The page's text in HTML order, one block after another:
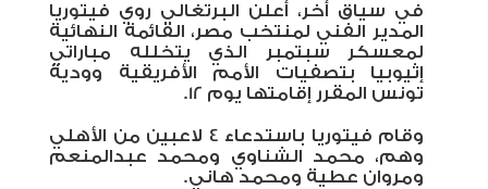
في سياق أخر، أعلن البرتغالي روي فيتوريا
المدير الفني لمنتخب مصر، القائمة النهائية
لمعسكر سبتمبر الذي يتخلله مباراتي
إثيوبيا بتصفيات الأمم الأفريقية وودية
تونس المقرر إقامتها يوم 12.
وقام فيتوريا باستدعاء 4 لاعبين من الأهلي
وهم، محمد الشناوي ومحمد عبدالمنعم
ومروان عطية ومحمد هاني.